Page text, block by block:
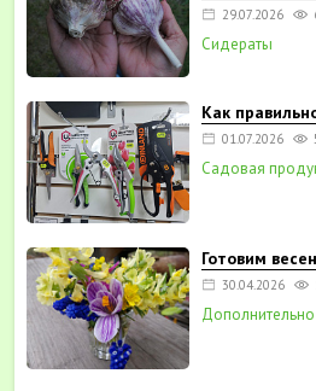
29.07.2026
Сидераты
Как
01.07.2026
Садовая
Готовим
30.04.2026
Дополнительно